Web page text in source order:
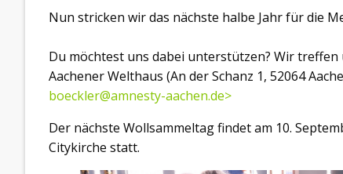
Nun stricken wir das nächste halbe Jahr für die
Du möchtest uns dabei unterstützen? Wir
Aachener Welthaus (An der Schanz 1, 52064
boeckler@amnesty-aachen.de>
Der nächste Wollsammeltag findet am 10.
Citykirche statt.